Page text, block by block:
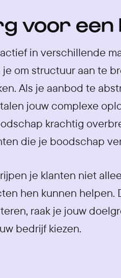
voor
in verschillende
om structuur aan te
Als je aanbod te
jouw complexe
krachtig
die je boodschap
je klanten niet
hen kunnen helpen.
raak je jouw
bedrijf kiezen.